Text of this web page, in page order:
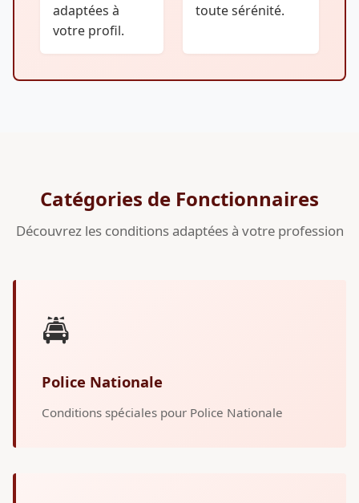
adaptées à
votre profil.
toute sérénité.
Catégories de Fonctionnaires
Découvrez les conditions adaptées à votre profession
🚔
Police Nationale
Conditions spéciales pour Police Nationale